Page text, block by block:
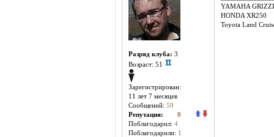
Разряд клуба: 3
Возраст: 51
Зарегистрирован:
11 лет 7 месяцев
Сообщений: 59
Репутация: 0
Поблагодарил: 4
Поблагодарили: 1
YAMAHA
HONDA XR250
Toyota Land